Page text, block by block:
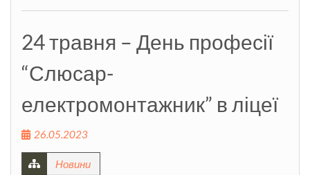
24 травня – День професії
“Слюсар-
електромонтажник” в ліцеї
26.05.2023
Новини